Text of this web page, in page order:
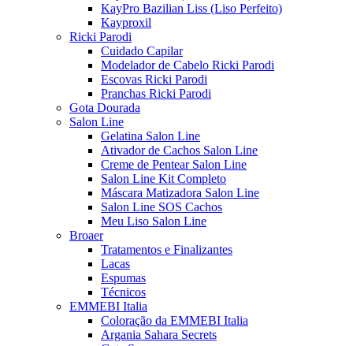
KayPro Bazilian Liss (Liso Perfeito)
Kayproxil
Ricki Parodi
Cuidado Capilar
Modelador de Cabelo Ricki Parodi
Escovas Ricki Parodi
Pranchas Ricki Parodi
Gota Dourada
Salon Line
Gelatina Salon Line
Ativador de Cachos Salon Line
Creme de Pentear Salon Line
Salon Line Kit Completo
Máscara Matizadora Salon Line
Salon Line SOS Cachos
Meu Liso Salon Line
Broaer
Tratamentos e Finalizantes
Lacas
Espumas
Técnicos
EMMEBI Italia
Coloração da EMMEBI Italia
Argania Sahara Secrets